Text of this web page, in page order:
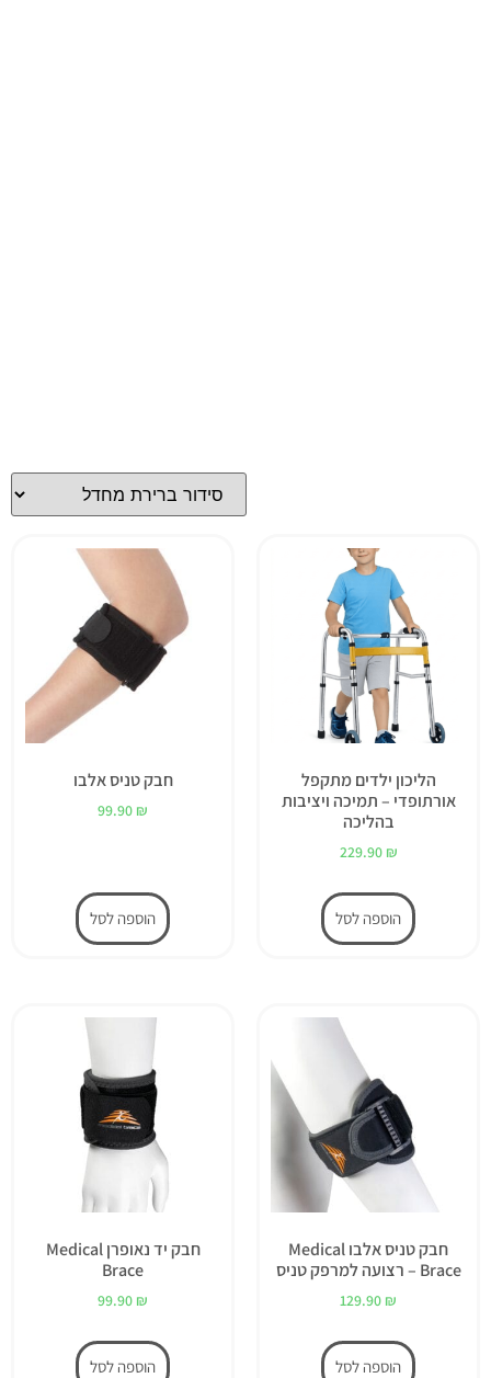
הליכון ילדים מתקפל
אורתופדי – תמיכה ויציבות
בהליכה
229.90 ₪
הוספה לסל
חבק טניס אלבו
99.90 ₪
הוספה לסל
חבק טניס אלבו Medical
Brace – רצועה למרפק טניס
129.90 ₪
הוספה לסל
חבק יד נאופרן Medical
Brace
99.90 ₪
הוספה לסל